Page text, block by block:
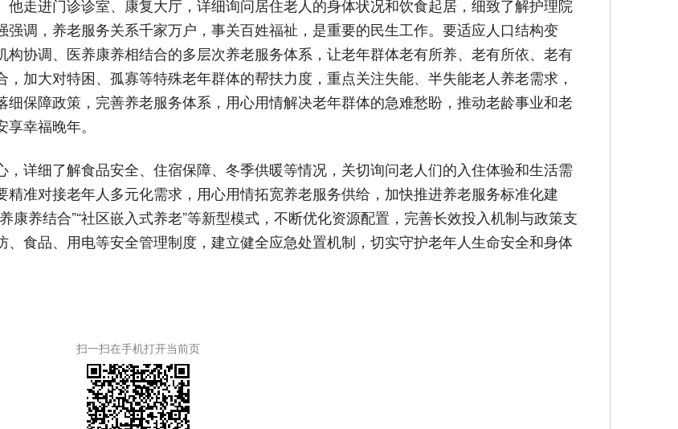
走进门诊诊室、康复大厅，详细询问居住老人的身体状况和饮食起居，细致了解护理院
调，养老服务关系千家万户，事关百姓福祉，是重要的民生工作。要适应人口结构变
协调、医养康养相结合的多层次养老服务体系，让老年群体老有所养、老有所依、老有
加大对特困、孤寡等特殊老年群体的帮扶力度，重点关注失能、半失能老人养老需求，
保障政策，完善养老服务体系，用心用情解决老年群体的急难愁盼，推动老龄事业和老
幸福晚年。
详细了解食品安全、住宿保障、冬季供暖等情况，关切询问老人们的入住体验和生活需
准对接老年人多元化需求，用心用情拓宽养老服务供给，加快推进养老服务标准化建
康养结合”“社区嵌入式养老”等新型模式，不断优化资源配置，完善长效投入机制与政策支
食品、用电等安全管理制度，建立健全应急处置机制，切实守护老年人生命安全和身体
扫一扫在手机打开当前页